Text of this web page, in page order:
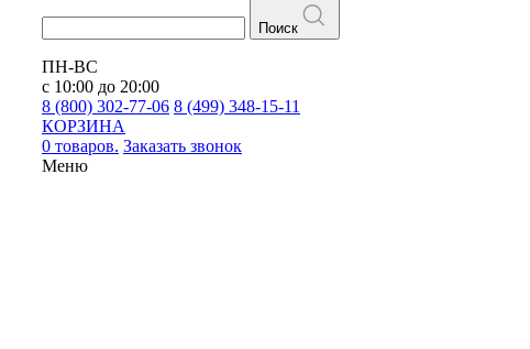
Поиск
ПН-ВС
с 10:00 до 20:00
8 (800) 302-77-06 8 (499) 348-15-11
КОРЗИНА
0 товаров. Заказать звонок
Меню